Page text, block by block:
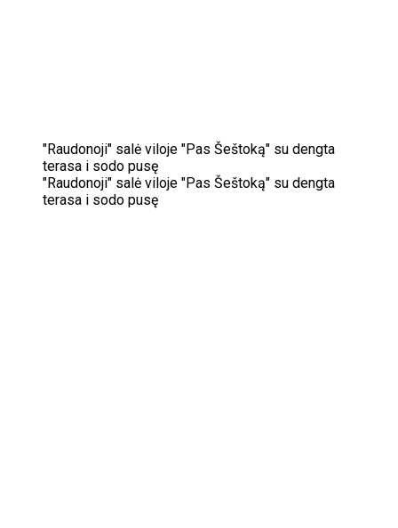
"Raudonoji" salė viloje "Pas Šeštoką" su dengta
terasa i sodo pusę
"Raudonoji" salė viloje "Pas Šeštoką" su dengta
terasa i sodo pusę